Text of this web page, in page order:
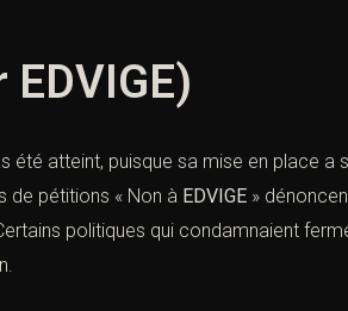
été atteint, puisque sa mise en place a
de pétitions « Non à EDVIGE »
Certains politiques qui condamnaient